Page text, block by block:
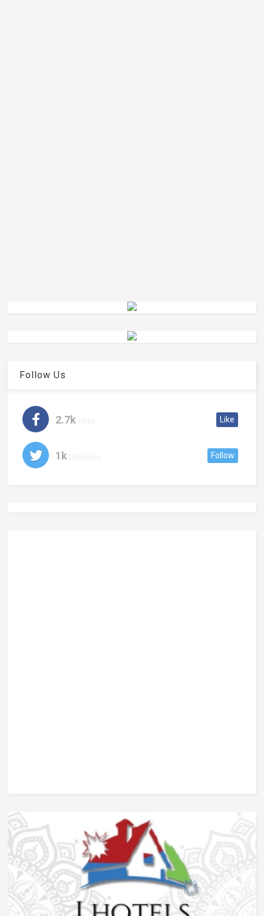
Follow Us
2.7k Like
1k Follow